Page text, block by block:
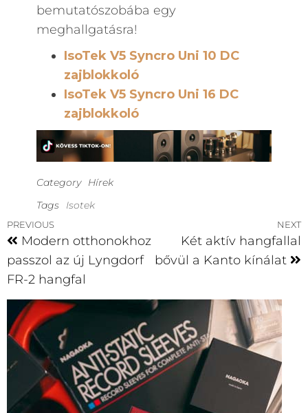
bemutatószobába egy
meghallgatásra!
IsoTek V5 Syncro Uni 10 DC
zajblokkoló
IsoTek V5 Syncro Uni 16 DC
zajblokkoló
Category
Hírek
Tags
Isotek
PREVIOUS
Modern otthonokhoz
passzol az új Lyngdorf
FR-2 hangfal
NEXT
Két aktív hangfallal
bővül a Kanto kínálat